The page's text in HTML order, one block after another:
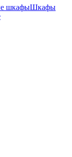
шкафыШкафы